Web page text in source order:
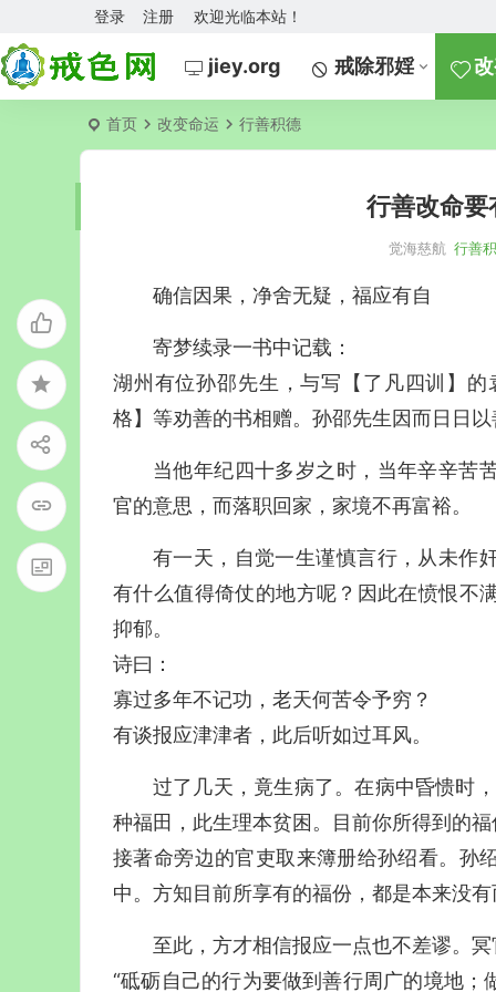
欢迎光临本站！
登录 注册
jiey.org 戒除邪婬
首页 改变命运 行善积德
行善改命要
觉海慈航 行善
确信因果，净舍无疑，福应有自
寄梦续录一书中记载：
湖州有位孙邵先生，与写【了凡四训】
格】等劝善的书相赠。孙邵先生因而日日
当他年纪四十多岁之时，当年辛辛苦
官的意思，而落职回家，家境不再富裕。
有一天，自觉一生谨慎言行，从未作
有什么值得倚仗的地方呢？因此在愤恨不
抑郁。
诗曰：
寡过多年不记功，老天何苦令予穷？
有谈报应津津者，此后听如过耳风。
过了几天，竟生病了。在病中昏愦时
种福田，此生理本贫困。目前你所得到的
接著命旁边的官吏取来簿册给孙绍看。孙
中。方知目前所享有的福份，都是本来没
至此，方才相信报应一点也不差谬。
“砥砺自己的行为要做到善行周广的境地